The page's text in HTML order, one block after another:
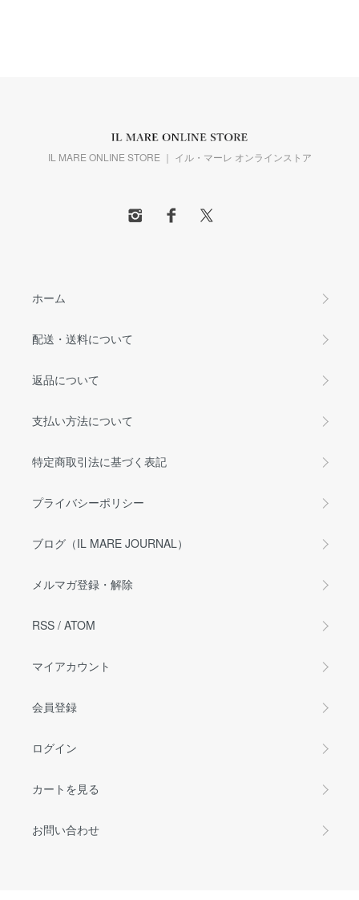
IL MARE ONLINE STORE ｜ イル・マーレ オンラインストア
ホーム
配送・送料について
返品について
支払い方法について
特定商取引法に基づく表記
プライバシーポリシー
ブログ（IL MARE JOURNAL）
メルマガ登録・解除
RSS / ATOM
マイアカウント
会員登録
ログイン
カートを見る
お問い合わせ